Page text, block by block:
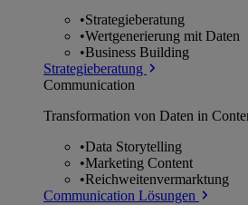
•Strategieberatung
•Wertgenerierung mit Daten
•Business Building
Strategieberatung
Communication
Transformation von Daten in
•Data Storytelling
•Marketing Content
•Reichweitenvermarktung
Communication Lösungen